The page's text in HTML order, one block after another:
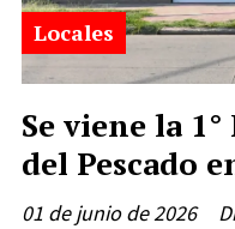
Se viene la
del Pescado
Locales
01 de junio de 2026